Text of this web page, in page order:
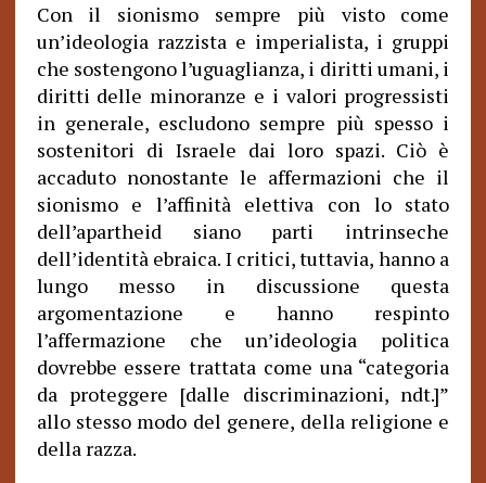
Con il sionismo sempre più visto come
un’ideologia razzista e imperialista, i gruppi
che sostengono l’uguaglianza, i diritti umani, i
diritti delle minoranze e i valori progressisti
in generale, escludono sempre più spesso i
sostenitori di Israele dai loro spazi. Ciò è
accaduto nonostante le affermazioni che il
sionismo e l’affinità elettiva con lo stato
dell’apartheid siano parti intrinseche
dell’identità ebraica. I critici, tuttavia, hanno a
lungo messo in discussione questa
argomentazione e hanno respinto
l’affermazione che un’ideologia politica
dovrebbe essere trattata come una “categoria
da proteggere [dalle discriminazioni, ndt.]”
allo stesso modo del genere, della religione e
della razza.